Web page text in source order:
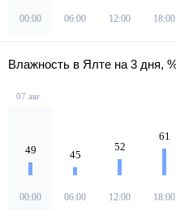
00:00 06:00 12:00 18:00
Влажность в Ялте на 3 дня, %
07 авг
49
00:00
45
06:00
52
12:00
61
18:00